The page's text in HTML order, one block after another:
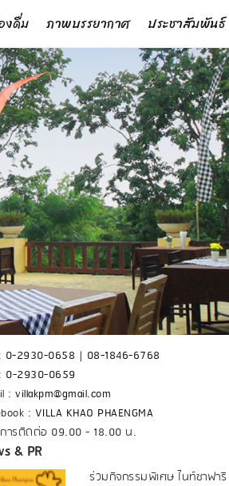
งดื่ม ภาพบรรยากาศ ประชาสัมพันธ์
0-2930-0658 | 08-1846-6768
0-2930-0659
: villakpm@gmail.com
: VILLA KHAO PHAENGMA
การติดต่อ 09.00 - 18.00 น.
& PR
ร่วมกิจกรรมพิเศษ ไนท์ซาฟารี